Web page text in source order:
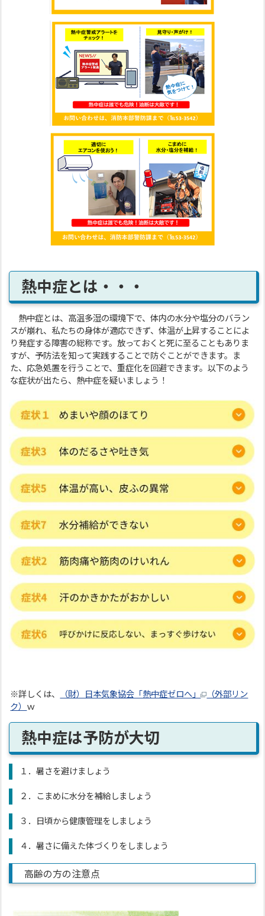
熱中症とは・・・
熱中症とは、高温多湿の環境下で、体内の水分や塩分のバラン
スが崩れ、私たちの身体が適応できず、体温が上昇することによ
り発症する障害の総称です。放っておくと死に至ることもありま
すが、予防法を知って実践することで防ぐことができます。ま
た、応急処置を行うことで、重症化を回避できます。以下のよう
な症状が出たら、熱中症を疑いましょう！
※詳しくは、 （財）日本気象協会「熱中症ゼロへ」
（外部リン
ク） ｗ
熱中症は予防が大切
１．暑さを避けましょう
２．こまめに水分を補給しましょう
３．日頃から健康管理をしましょう
４．暑さに備えた体づくりをしましょう
高齢の方の注意点